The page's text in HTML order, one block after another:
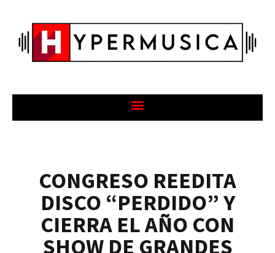
CONGRESO REEDITA
DISCO “PERDIDO” Y
CIERRA EL AÑO CON
SHOW DE GRANDES